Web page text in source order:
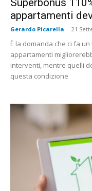
appartamenti
Gerardo Picarella - 21
È la domanda che ci fa
appartamenti
interventi, mentre quelli
questa condizione